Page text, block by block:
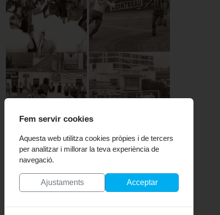
Fem servir cookies
Aquesta web utilitza cookies pròpies i de tercers
per analitzar i millorar la teva experiència de
navegació.
Ajustaments Acceptar